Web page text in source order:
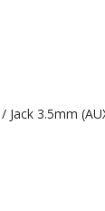
Jack 3.5mm